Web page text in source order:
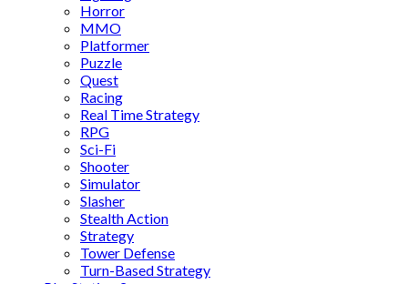
Horror
MMO
Platformer
Puzzle
Quest
Racing
Real Time Strategy
RPG
Sci-Fi
Shooter
Simulator
Slasher
Stealth Action
Strategy
Tower Defense
Turn-Based Strategy